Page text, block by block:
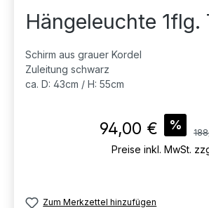
Hängeleuchte 1flg.
Schirm aus grauer Kordel
Zuleitung schwarz
ca. D: 43cm / H: 55cm
Verkaufspreis:
94,00 € %
Preise inkl. MwSt.
Zum Merkzettel hinzufügen